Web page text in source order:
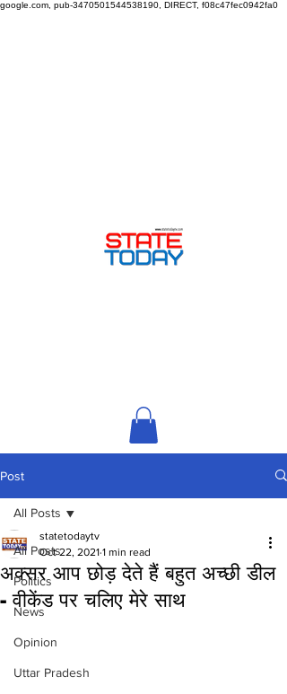
google.com, pub-3470501544538190, DIRECT, f08c47fec0942fa0
Post
All Posts
Politics
News
Opinion
Uttar Pradesh
All Posts
अक्सर आप छोड़ देते हैं बहुत अच्छी डील
- वीकेंड पर चलिए मेरे साथ
statetodaytv
Oct 22, 2021 1 min read